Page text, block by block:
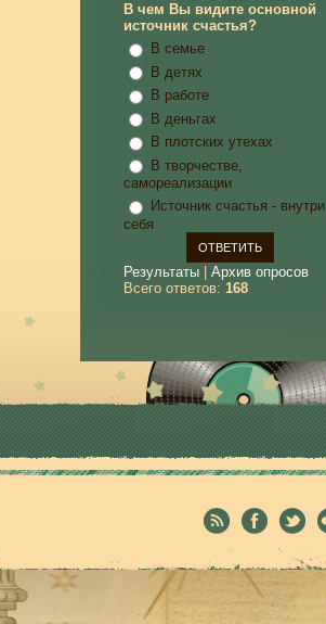
В чем Вы видите основной
источник счастья?
В семье
В детях
В работе
В деньгах
В плотских утехах
В творчестве,
самореализации
Источник счастья - внутри
себя
Результаты| Архив опросов
Всего ответов: 168